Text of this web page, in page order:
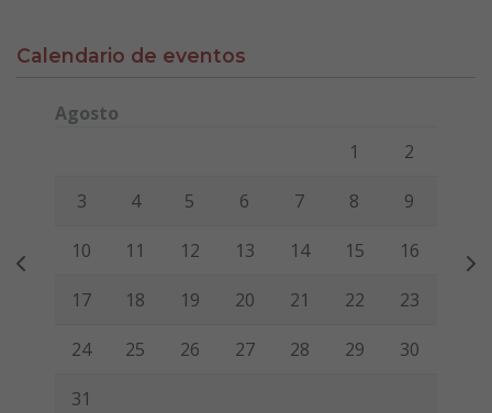
Calendario de eventos
Agosto
Viernes Sábado
1 2
3 4 5 6 7 8 9
10 11 12 13 14 15 16
17 18 19 20 21 22 23
24 25 26 27 28 29 30
31